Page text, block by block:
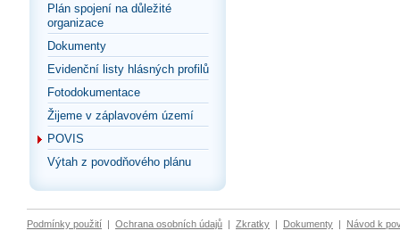
Plán spojení na důležité
organizace
Dokumenty
Evidenční listy hlásných profilů
Fotodokumentace
Žijeme v záplavovém území
POVIS
Výtah z povodňového plánu
Podmínky použití | Ochrana osobních údajů | Zkratky | Dokumenty | Návod k